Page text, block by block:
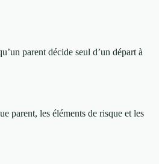
parent décide seul d’un départ à
parent, les éléments de risque et les